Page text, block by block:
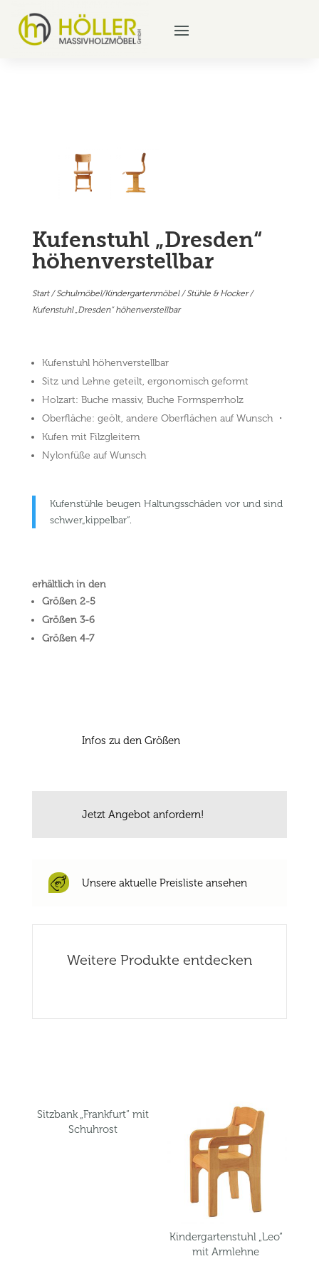
Kufenstuhl „Dresden“
höhenverstellbar
Start/Schulmöbel/Kindergartenmöbel/Stühle & Hocker/
Kufenstuhl „Dresden“ höhenverstellbar
Kufenstuhl höhenverstellbar
Sitz und Lehne geteilt, ergonomisch geformt
Holzart: Buche massiv, Buche Formsperrholz
Oberfläche: geölt, andere Oberflächen auf Wunsch ・
Kufen mit Filzgleitern
Nylonfüße auf Wunsch
Kufenstühle beugen Haltungsschäden vor und sind
schwer„kippelbar“.
erhältlich in den
Größen 2-5
Größen 3-6
Größen 4-7
Infos zu den Größen
Jetzt Angebot anfordern!
Unsere aktuelle Preisliste ansehen
Weitere Produkte entdecken
Sitzbank „Frankfurt“ mit
Schuhrost
Kindergartenstuhl „Leo“
mit Armlehne